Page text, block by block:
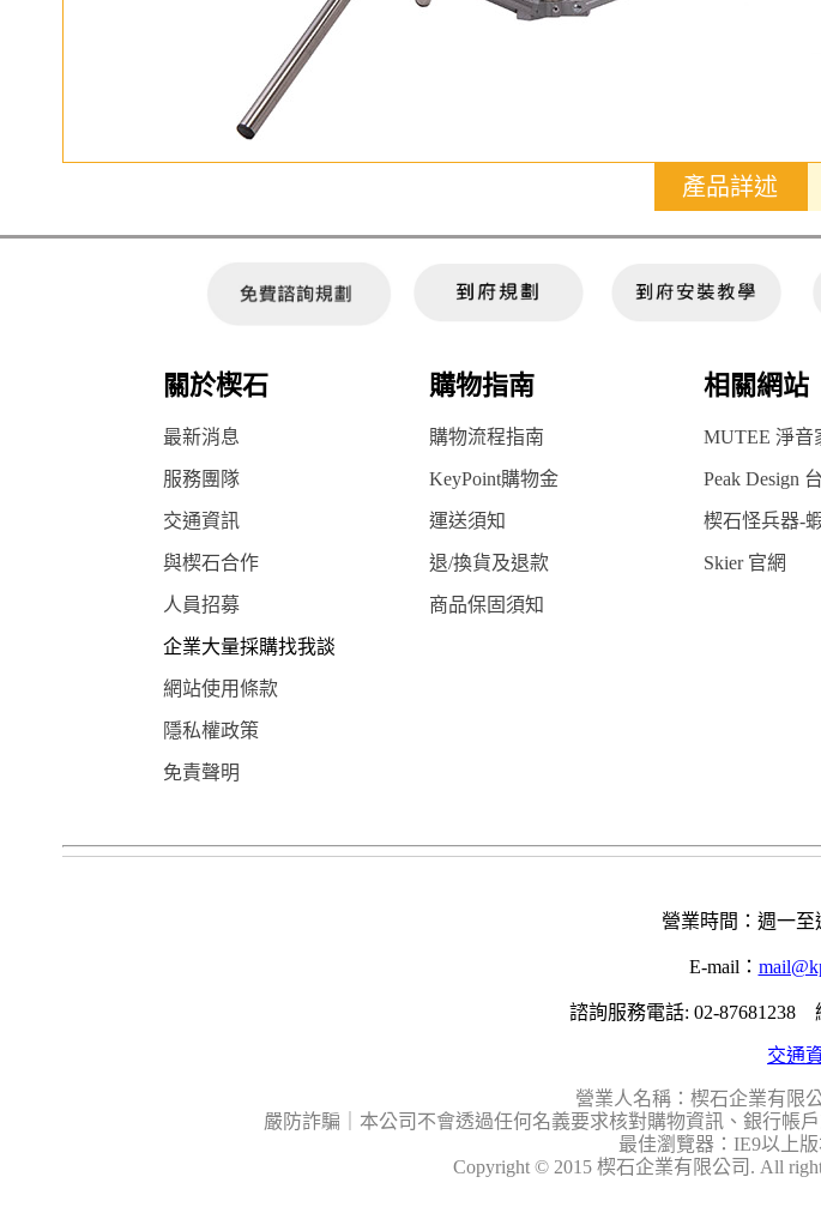
產品詳述
關於楔石 購物指南 相關網站
最新消息 購物流程指南 MUTEE 淨音
服務團隊 KeyPoint購物金 Peak Design
交通資訊 運送須知 楔石怪兵器-
與楔石合作 退/換貨及退款 Skier 官網
人員招募 商品保固須知
企業大量採購找我談
網站使用條款
隱私權政策
免責聲明
營業時間：週一至
E-mail：
諮詢服務電話: 02-87681238
交通
營業人名稱：楔石企業有限
嚴防詐騙｜本公司不會透過任何名義要求核對購物資訊、銀行帳
最佳瀏覽器：IE9以上
Copyright © 2015 楔石企業有限公司. All